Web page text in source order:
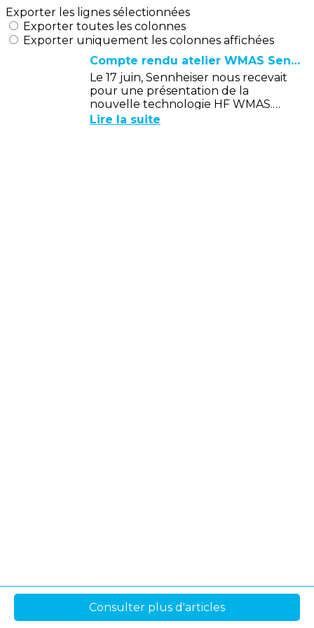
Exporter les lignes sélectionnées
Exporter toutes les colonnes
Exporter uniquement les colonnes affichées
Compte rendu atelier WMAS Sennheiser
Le 17 juin, Sennheiser nous recevait
pour une présentation de la
nouvelle technologie HF WMAS.
Tout commençait par un super
Lire la suite
Consulter plus d'articles